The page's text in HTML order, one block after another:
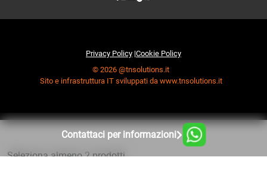
Privacy Policy |Cookie Policy
© 2026 @tnsolutions.it
Sito e infrastruttura IT sviluppati da www.tnsolutions.it
Contattaci per informazioni
Seleziona almeno 2 prodotti